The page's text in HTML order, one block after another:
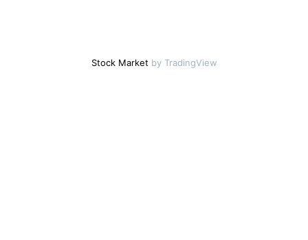
Stock Market by TradingView